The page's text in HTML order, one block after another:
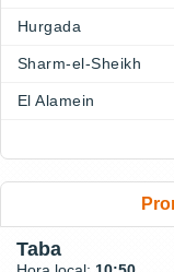
Hurgada
Sharm-el-Sheikh
El Alamein
Taba